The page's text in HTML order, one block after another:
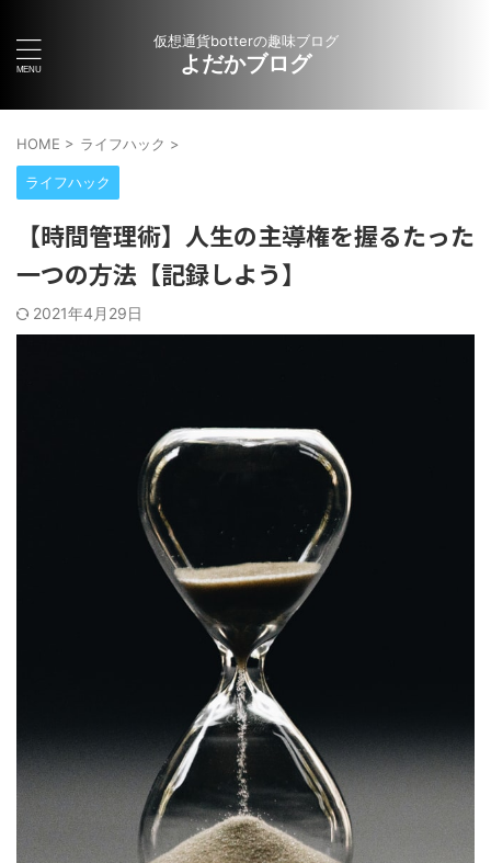
仮想通貨botterの趣味ブログ
よだかブログ
HOME > ライフハック >
ライフハック
【時間管理術】人生の主導権を握るたった
一つの方法【記録しよう】
2021年4月29日